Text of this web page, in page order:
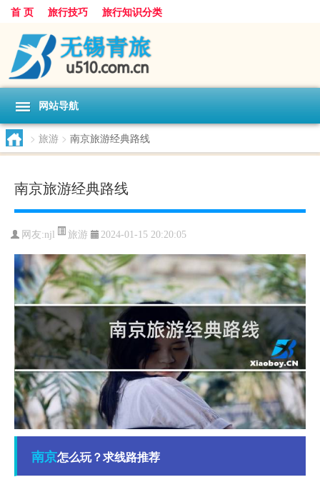
首 页 旅行技巧 旅行知识分类
网站导航
> 旅游 > 南京旅游经典路线
南京旅游经典路线
网友:njl 旅游 2024-01-15 20:20:05
南京怎么玩？求线路推荐